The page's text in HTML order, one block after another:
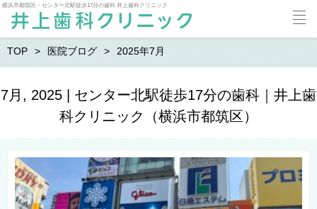
横浜市都筑区・センター北駅徒歩17分の歯科 井上歯科クリニック
TOP 医院ブログ 2025年7月
7月, 2025 | センター北駅徒歩17分の歯科｜井上歯
科クリニック（横浜市都筑区）